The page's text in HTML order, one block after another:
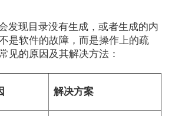
发现目录没有生成，或者生成的内
是软件的故障，而是操作上的疏
见的原因及其解决方法：
解决方案